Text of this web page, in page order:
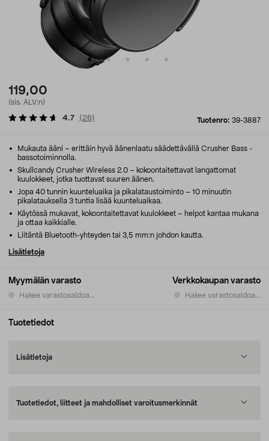
119,00
(sis. ALV:n)
Tuotenro: 39-3887
4.7 ( 26)
Myymälän varasto
Hakee varastosaldoa...
Verkkokaupan varasto
Hakee varastosaldoa...
Mukauta ääni – erittäin hyvä äänenlaatu säädettävällä Crusher Bass -
bassotoiminnolla.
Skullcandy Crusher Wireless 2.0 – kokoontaitettavat langattomat
kuulokkeet, jotka tuottavat suuren äänen.
Jopa 40 tunnin kuunteluaika ja pikalataustoiminto – 10 minuutin
pikalatauksella 3 tuntia lisää kuunteluaikaa.
Käytössä mukavat, kokoontaitettavat kuulokkeet – helpot kantaa mukana
ja ottaa kaikkialle.
Liitäntä Bluetooth-yhteyden tai 3,5 mm:n johdon kautta.
Lisätietoja
Tuotetiedot
Lisätietoja
Tuotetiedot, liitteet ja mahdolliset varoitusmerkinnät